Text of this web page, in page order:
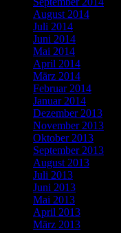
August 2014
Juli 2014
Juni 2014
Mai 2014
April 2014
März 2014
Februar 2014
Januar 2014
Dezember 2013
November 2013
Oktober 2013
September 2013
August 2013
Juli 2013
Juni 2013
Mai 2013
April 2013
März 2013